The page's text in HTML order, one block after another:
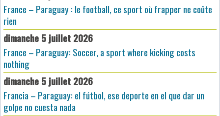
France – Paraguay : le football, ce sport où frapper ne coûte
rien
dimanche 5 juillet 2026
France – Paraguay: Soccer, a sport where kicking costs
nothing
dimanche 5 juillet 2026
Francia – Paraguay: el fútbol, ese deporte en el que dar un
golpe no cuesta nada